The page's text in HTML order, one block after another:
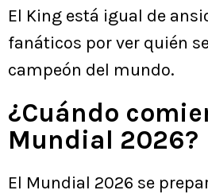
El King está igual de
fanáticos por ver quién
campeón del mundo.
¿Cuándo
Mundial 2026?
El Mundial 2026 se